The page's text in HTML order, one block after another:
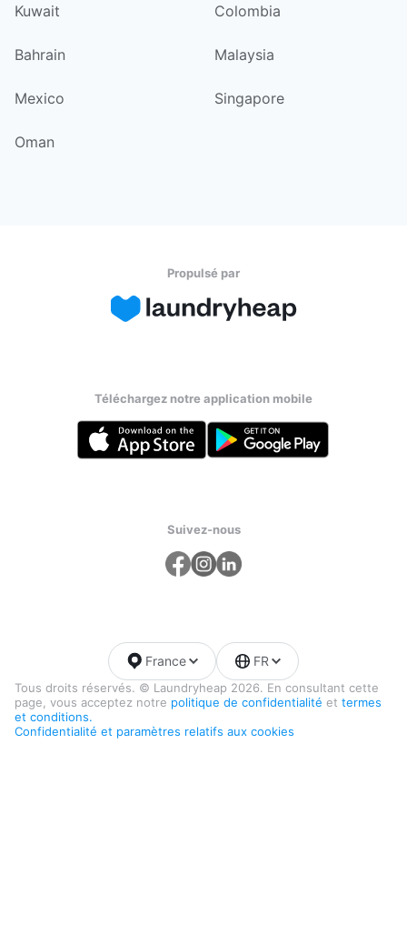
Kuwait Colombia
Bahrain Malaysia
Mexico Singapore
Oman
Propulsé par
Téléchargez notre application mobile
Suivez-nous
Tous droits réservés. © Laundryheap 2026. En consultant cette
page, vous acceptez notre politique de confidentialité et termes
et conditions.
Confidentialité et paramètres relatifs aux cookies
France FR